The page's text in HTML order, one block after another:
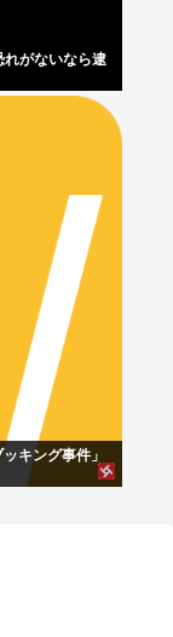
れがないなら逮
キング事件」